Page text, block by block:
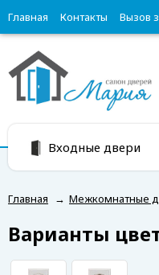
Главная Контакты Вызов
Входные двери
Главная → Межкомнатные
Варианты